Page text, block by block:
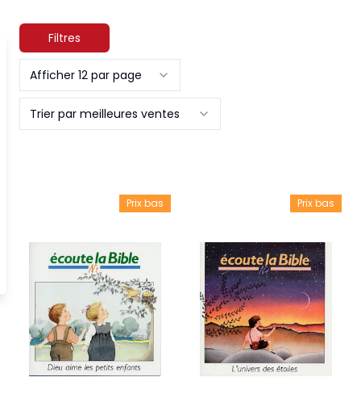
Filtres
Afficher 12 par page
Trier par meilleures ventes
Prix bas Prix bas